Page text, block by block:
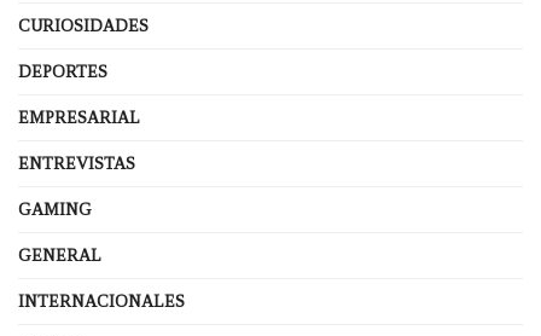
CURIOSIDADES
DEPORTES
EMPRESARIAL
ENTREVISTAS
GAMING
GENERAL
INTERNACIONALES